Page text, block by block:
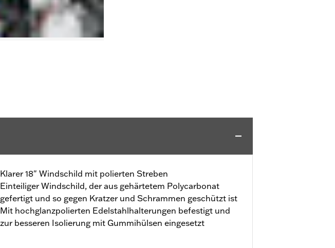
Klarer 18" Windschild mit polierten Streben
Einteiliger Windschild, der aus gehärtetem Polycarbonat
gefertigt und so gegen Kratzer und Schrammen geschützt ist
Mit hochglanzpolierten Edelstahlhalterungen befestigt und
zur besseren Isolierung mit Gummihülsen eingesetzt